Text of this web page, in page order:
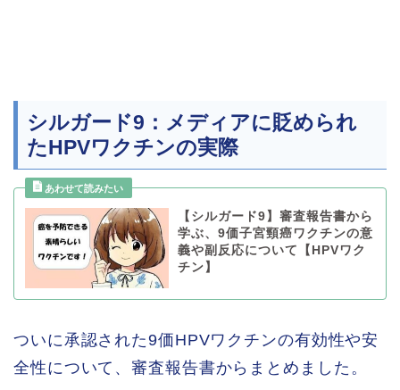
シルガード9：メディアに貶められ
たHPVワクチンの実際
【シルガード9】審査報告書から
学ぶ、9価子宮頸癌ワクチンの意
義や副反応について【HPVワク
チン】
ついに承認された9価HPVワクチンの有効性や安
全性について、審査報告書からまとめました。